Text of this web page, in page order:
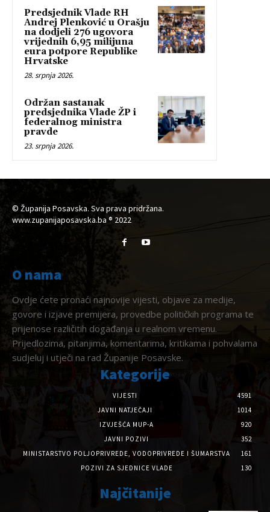
Predsjednik Vlade RH
Andrej Plenković u Orašju
na dodjeli 276 ugovora
vrijednih 6,95 milijuna
eura potpore Republike
Hrvatske
28. srpnja 2026.
Održan sastanak
predsjednika Vlade ŽP i
federalnog ministra
pravde
23. srpnja 2026.
© Županija Posavska. Sva prava pridržana.
www.zupanijaposavska.ba ® 2022
O nama
Ovdje ćete pronaći najnovije vijesti, objave za medije,
govore i izjave premijera, provedbe političkih programa te
prijenose različitih događanja u realnom vremenu.
Prijedlozima, pitanjima, komentarima, kritikama i pohvalama
sudjeluj i utječi na rad Županije Posavske.
Kategorije
VIJESTI
4591
JAVNI NATJEČAJI
1014
IZVJEŠĆA MUP-A
920
JAVNI POZIVI
352
MINISTARSTVO POLJOPRIVREDE, VODOPRIVREDE I ŠUMARSTVA
161
POZIVI ZA SJEDNICE VLADE
130
Najčitanije